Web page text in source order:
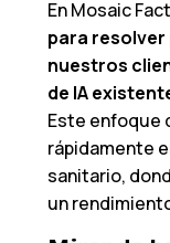
En Mosaic
para
nuestros
de IA
Este enfoque
rápidamente
sanitario,
un